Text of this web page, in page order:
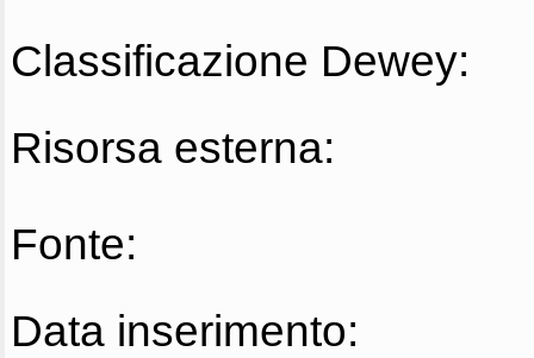
Classificazione Dewey:
Risorsa esterna:
Fonte:
Data inserimento: